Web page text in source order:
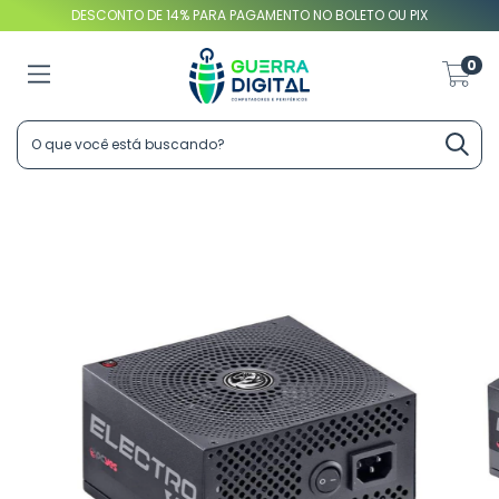
DESCONTO DE 14% PARA PAGAMENTO NO BOLETO OU PIX
0